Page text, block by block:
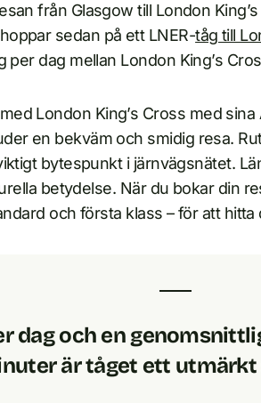
från Glasgow till London
sedan på ett LNER-tåg till
dag mellan London King’s
London King’s Cross med
en bekväm och smidig resa.
bytespunkt i järnvägsnätet.
betydelse. När du bokar din
och första klass – för att
dag och en
är tåget ett utmärkt